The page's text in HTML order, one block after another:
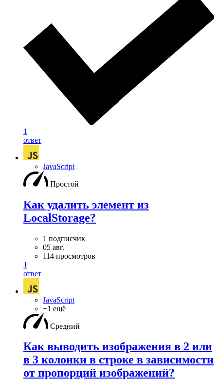
1
ответ
JavaScript
Простой
Как удалить элемент из
LocalStorage?
1 подписчик
05 авг.
114 просмотров
1
ответ
JavaScript
+1 ещё
Средний
Как выводить изображения в 2 или
в 3 колонки в строке в зависимости
от пропорций изображений?